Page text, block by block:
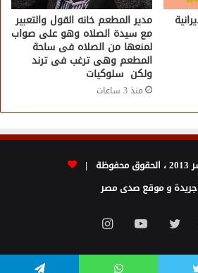
مدير المطعم خانه القول والتعبير
مع سيدة الصلاه وهو على صواب
لمنعها من الصلاه فى ساحة
المطعم وهى ترغب فى ترند
ولكن سلوكيات
منذ 3 ساعات
|
جريدة و موقع صدى مصر
تويتر يوتيوبانستقرام